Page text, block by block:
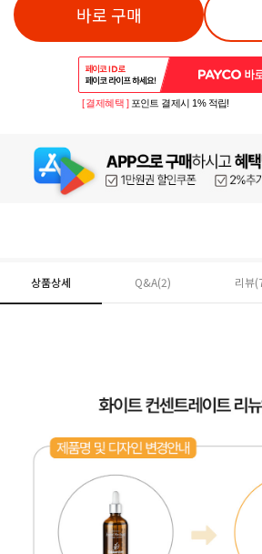
바로 구매
페이코 ID로 페
PAYCO
[ 결제혜택 ] 포인트 결제시 1% 적립!
상품상세 Q&A(2) 리뷰(